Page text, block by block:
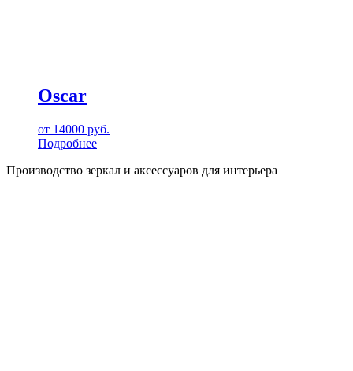
Oscar
от 14000 руб.
Подробнее
Производство зеркал и аксессуаров для интерьера